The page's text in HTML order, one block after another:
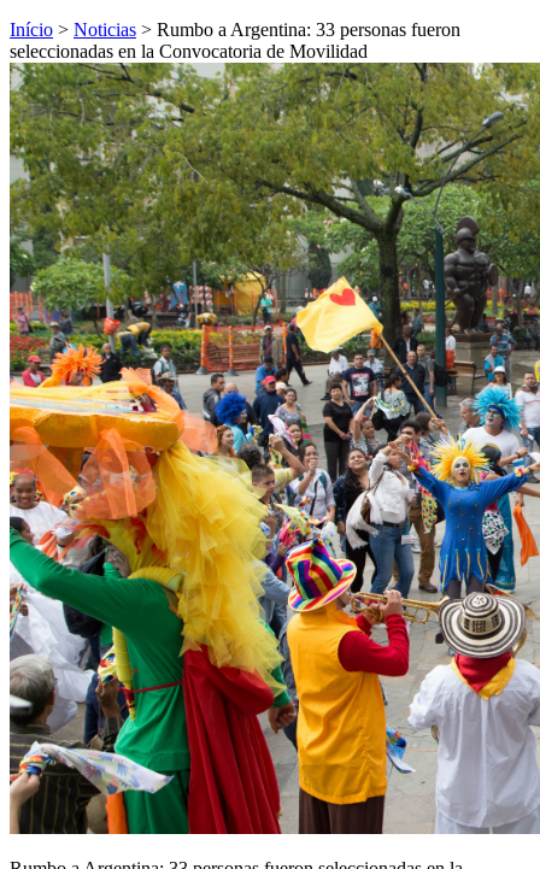
Início > Noticias > Rumbo a Argentina: 33 personas fueron
seleccionadas en la Convocatoria de Movilidad